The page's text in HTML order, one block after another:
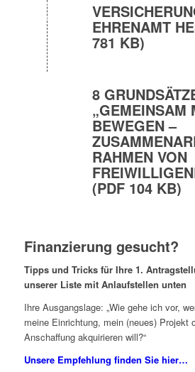
EHRENAMT
781 KB)
8
„GEMEINSAM
BEWEGEN –
RAHMEN VON
(PDF 104 KB)
Finanzierung gesucht?
Tipps und Tricks für Ihre 1.
unserer Liste mit Anlaufstellen unten
Ihre Ausgangslage: „Wie gehe ich vor,
meine Einrichtung, mein (neues) Projekt
Anschaffung akquirieren will?“
Unsere Empfehlung finden Sie hier…